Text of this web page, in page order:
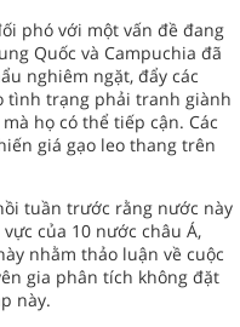
phó với một vấn đề đang
Quốc và Campuchia đã
nghiêm ngặt, đẩy các
tình trạng phải tranh giành
họ có thể tiếp cận. Các
giá gạo leo thang trên
tuần trước rằng nước này
của 10 nước châu Á,
nhằm thảo luận về cuộc
gia phân tích không đặt
này.